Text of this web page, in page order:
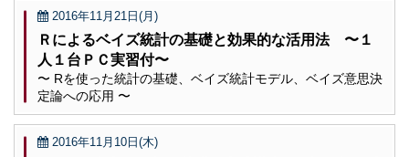
2016年11月21日(月)
Ｒによるベイズ統計の基礎と効果的な活用法 〜１
人１台ＰＣ実習付〜
〜 Rを使った統計の基礎、ベイズ統計モデル、ベイズ意思決
定論への応用 〜
2016年11月10日(木)